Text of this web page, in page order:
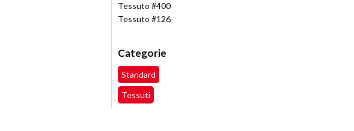
Tessuto #400
Tessuto #126
Categorie
Standard
Tessuti